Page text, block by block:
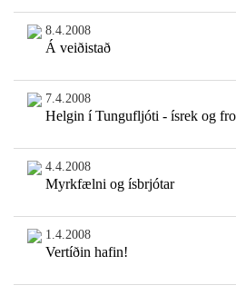
8.4.2008
Á veiðistað
7.4.2008
Helgin í Tungufljóti - ísrek og
4.4.2008
Myrkfælni og ísbrjótar
1.4.2008
Vertíðin hafin!